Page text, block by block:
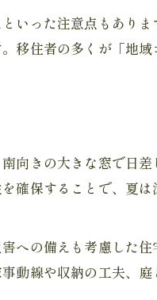
設計のポイント
工務店との連携
の回避策を解説
住成功術
適に始める秘訣
いった注意点もあり
移住者の多くが「地
向きの大きな窓で日
確保することで、夏
への備えも考慮した
動線や収納の工夫、